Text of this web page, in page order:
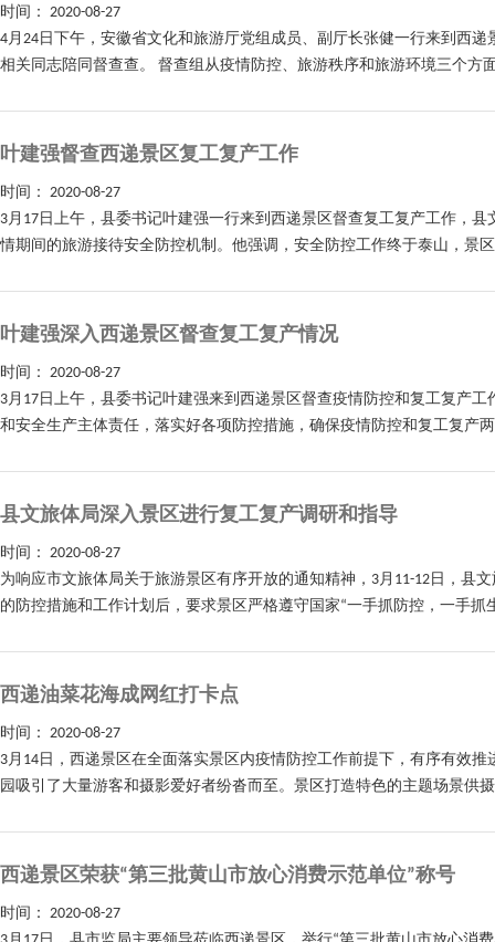
时间： 2020-08-27
4月24日下午，安徽省文化和旅游厅党组成员、副厅长张健一行来到西
相关同志陪同督查查。 督查组从疫情防控、旅游秩序和旅游环境三个
叶建强督查西递景区复工复产工作
时间： 2020-08-27
3月17日上午，县委书记叶建强一行来到西递景区督查复工复产工作，
情期间的旅游接待安全防控机制。他强调，安全防控工作终于泰山，景
叶建强深入西递景区督查复工复产情况
时间： 2020-08-27
3月17日上午，县委书记叶建强来到西递景区督查疫情防控和复工复产
和安全生产主体责任，落实好各项防控措施，确保疫情防控和复工复产
县文旅体局深入景区进行复工复产调研和指导
时间： 2020-08-27
为响应市文旅体局关于旅游景区有序开放的通知精神，3月11-12日，县
的防控措施和工作计划后，要求景区严格遵守国家“一手抓防控，一手
西递油菜花海成网红打卡点
时间： 2020-08-27
3月14日，西递景区在全面落实景区内疫情防控工作前提下，有序有效
园吸引了大量游客和摄影爱好者纷沓而至。景区打造特色的主题场景供
西递景区荣获“第三批黄山市放心消费示范单位”称号
时间： 2020-08-27